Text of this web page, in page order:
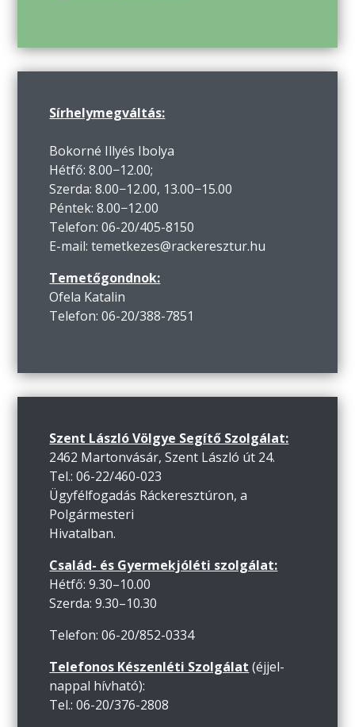
Sírhelymegváltás:
Bokorné Illyés Ibolya
Hétfő: 8.00−12.00;
Szerda: 8.00−12.00, 13.00−15.00
Péntek: 8.00−12.00
Telefon: 06-20/405-8150
E-mail: temetkezes@rackeresztur.hu
Temetőgondnok:
Ofela Katalin
Telefon: 06-20/388-7851
Szent László Völgye Segítő Szolgálat:
2462 Martonvásár, Szent László út 24.
Tel.: 06-22/460-023
Ügyfélfogadás Ráckeresztúron, a
Polgármesteri
Hivatalban.
Család- és Gyermekjóléti szolgálat:
Hétfő: 9.30–10.00
Szerda: 9.30–10.30
Telefon: 06-20/852-0334
Telefonos Készenléti Szolgálat (éjjel-
nappal hívható):
Tel.: 06-20/376-2808